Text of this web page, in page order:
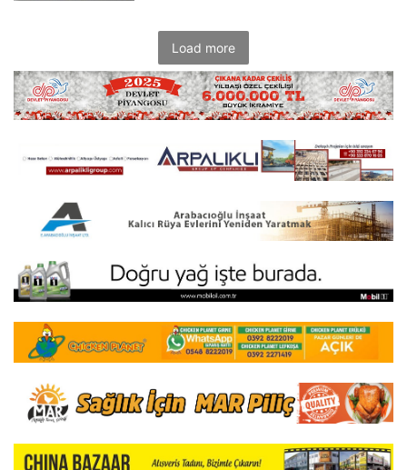
Load more